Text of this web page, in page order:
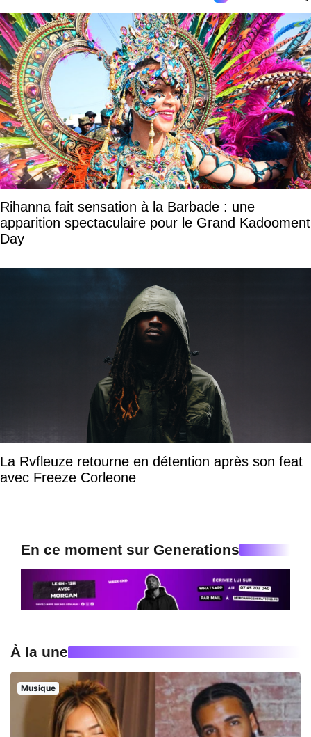
Rihanna fait sensation à la Barbade : une
apparition spectaculaire pour le Grand Kadooment
Day
La Rvfleuze retourne en détention après son feat
avec Freeze Corleone
En ce moment sur Generations
À la une
Musique